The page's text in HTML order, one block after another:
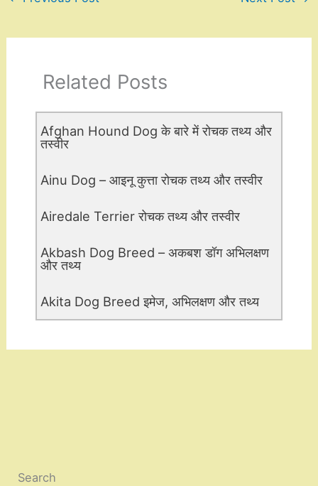
Related Posts
Afghan Hound Dog के बारे में रोचक तथ्य और
तस्वीर
Ainu Dog – आइनू कुत्ता रोचक तथ्य और तस्वीर
Airedale Terrier रोचक तथ्य और तस्वीर
Akbash Dog Breed – अकबश डॉग अभिलक्षण
और तथ्य
Akita Dog Breed इमेज, अभिलक्षण और तथ्य
Search